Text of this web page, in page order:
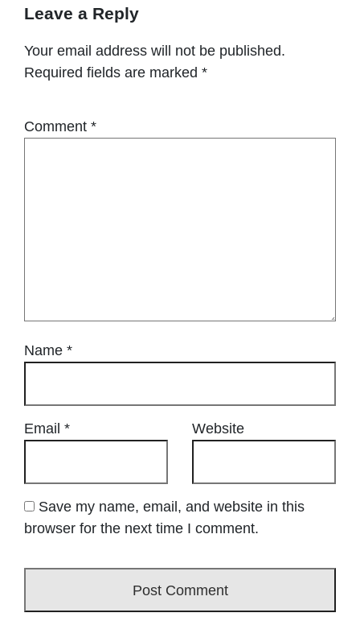
Leave a Reply
Your email address will not be published.
Required fields are marked *
Comment *
Name *
Email * Website
Save my name, email, and website in this
browser for the next time I comment.